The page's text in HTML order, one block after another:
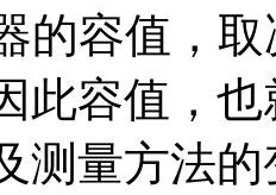
容值，取
此容值，
测量方法的